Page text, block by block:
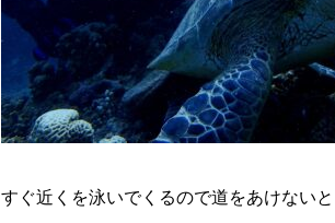
すぐ近くを泳いでくるので道をあけない